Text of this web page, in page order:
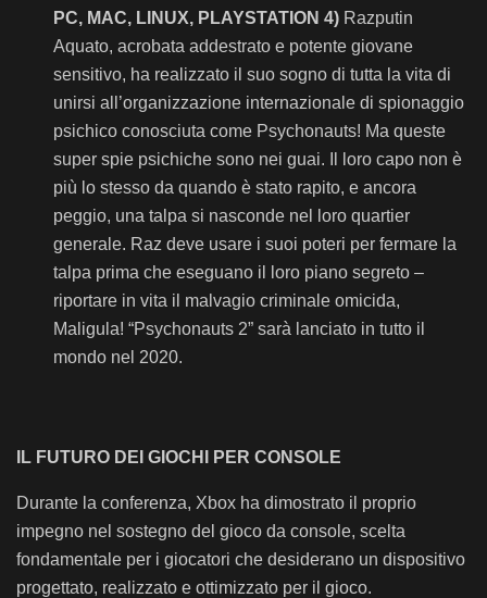
PC, MAC, LINUX, PLAYSTATION 4) Razputin
Aquato, acrobata addestrato e potente giovane
sensitivo, ha realizzato il suo sogno di tutta la vita di
unirsi all’organizzazione internazionale di spionaggio
psichico conosciuta come Psychonauts! Ma queste
super spie psichiche sono nei guai. Il loro capo non è
più lo stesso da quando è stato rapito, e ancora
peggio, una talpa si nasconde nel loro quartier
generale. Raz deve usare i suoi poteri per fermare la
talpa prima che eseguano il loro piano segreto –
riportare in vita il malvagio criminale omicida,
Maligula! “Psychonauts 2” sarà lanciato in tutto il
mondo nel 2020.
IL FUTURO DEI GIOCHI PER CONSOLE
Durante la conferenza, Xbox ha dimostrato il proprio
impegno nel sostegno del gioco da console, scelta
fondamentale per i giocatori che desiderano un dispositivo
progettato, realizzato e ottimizzato per il gioco.